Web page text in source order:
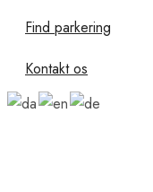
Find parkering
Kontakt os